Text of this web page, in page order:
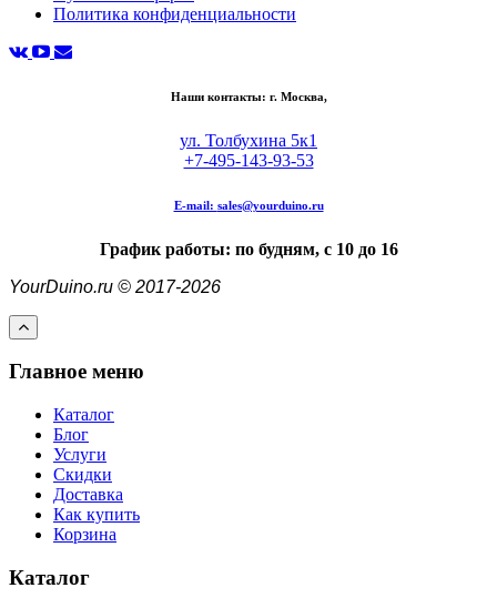
Политика конфиденциальности
Наши контакты: г. Москва,
ул. Толбухина 5к1
+7-495-143-93-53
E-mail: sales@yourduino.ru
График работы: по будням, с 10 до 16
YourDuino.ru © 2017-2026
Главное меню
Каталог
Блог
Услуги
Скидки
Доставка
Как купить
Корзина
Каталог